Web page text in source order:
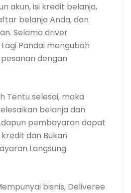
akun, isi kredit belanja,
belanja Anda, dan
Selama driver
Pandai mengubah
dengan
Tentu selesai, maka
belanja dan
pembayaran dapat
dan Bukan
Langsung.
bisnis, Deliveree